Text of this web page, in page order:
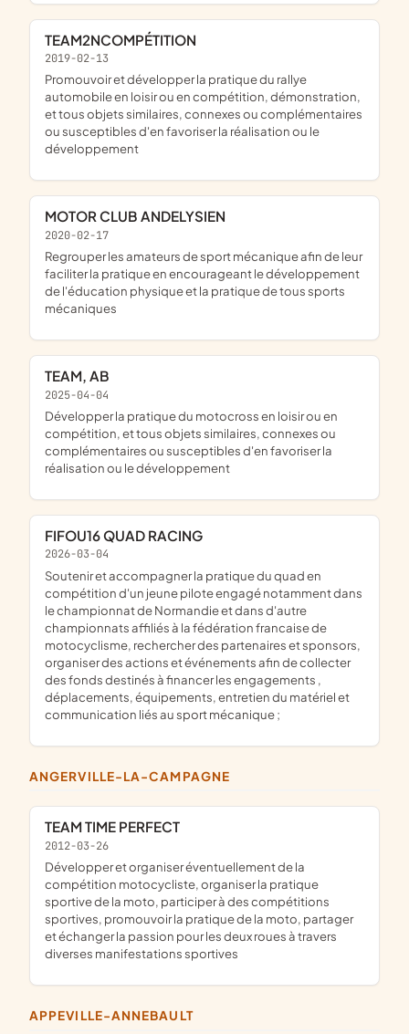
TEAM2NCOMPÉTITION
2019-02-13
promouvoir et développer la pratique du rallye
automobile en loisir ou en compétition, démonstration,
et tous objets similaires, connexes ou complémentaires
ou susceptibles d'en favoriser la réalisation ou le
développement
MOTOR CLUB ANDELYSIEN
2020-02-17
regrouper les amateurs de sport mécanique afin de leur
faciliter la pratique en encourageant le développement
de l'éducation physique et la pratique de tous sports
mécaniques
TEAM, AB
2025-04-04
développer la pratique du motocross en loisir ou en
compétition, et tous objets similaires, connexes ou
complémentaires ou susceptibles d'en favoriser la
réalisation ou le développement
FIFOU16 QUAD RACING
2026-03-04
soutenir et accompagner la pratique du quad en
compétition d'un jeune pilote engagé notamment dans
le championnat de Normandie et dans d'autre
championnats affiliés à la fédération francaise de
motocyclisme, rechercher des partenaires et sponsors,
organiser des actions et événements afin de collecter
des fonds destinés à financer les engagements ,
déplacements, équipements, entretien du matériel et
communication liés au sport mécanique ;
ANGERVILLE-LA-CAMPAGNE
TEAM TIME PERFECT
2012-03-26
développer et organiser éventuellement de la
compétition motocycliste, organiser la pratique
sportive de la moto, participer à des compétitions
sportives, promouvoir la pratique de la moto, partager
et échanger la passion pour les deux roues à travers
diverses manifestations sportives
APPEVILLE-ANNEBAULT